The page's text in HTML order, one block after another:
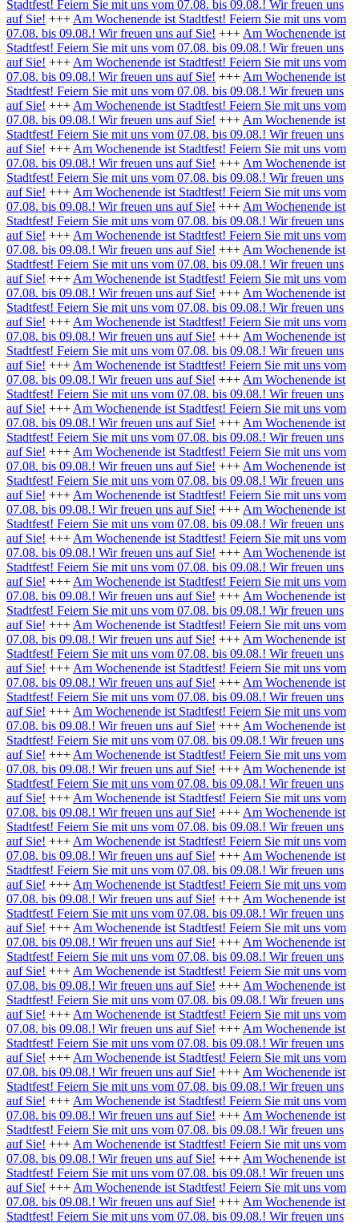
Stadtfest! Feiern Sie mit uns vom 07.08. bis 09.08.! Wir freuen uns
auf Sie! +++ Am Wochenende ist Stadtfest! Feiern Sie mit uns vom
07.08. bis 09.08.! Wir freuen uns auf Sie! +++ Am Wochenende ist
Stadtfest! Feiern Sie mit uns vom 07.08. bis 09.08.! Wir freuen uns
auf Sie! +++ Am Wochenende ist Stadtfest! Feiern Sie mit uns vom
07.08. bis 09.08.! Wir freuen uns auf Sie! +++ Am Wochenende ist
Stadtfest! Feiern Sie mit uns vom 07.08. bis 09.08.! Wir freuen uns
auf Sie! +++ Am Wochenende ist Stadtfest! Feiern Sie mit uns vom
07.08. bis 09.08.! Wir freuen uns auf Sie! +++ Am Wochenende ist
Stadtfest! Feiern Sie mit uns vom 07.08. bis 09.08.! Wir freuen uns
auf Sie! +++ Am Wochenende ist Stadtfest! Feiern Sie mit uns vom
07.08. bis 09.08.! Wir freuen uns auf Sie! +++ Am Wochenende ist
Stadtfest! Feiern Sie mit uns vom 07.08. bis 09.08.! Wir freuen uns
auf Sie! +++ Am Wochenende ist Stadtfest! Feiern Sie mit uns vom
07.08. bis 09.08.! Wir freuen uns auf Sie! +++ Am Wochenende ist
Stadtfest! Feiern Sie mit uns vom 07.08. bis 09.08.! Wir freuen uns
auf Sie! +++ Am Wochenende ist Stadtfest! Feiern Sie mit uns vom
07.08. bis 09.08.! Wir freuen uns auf Sie! +++ Am Wochenende ist
Stadtfest! Feiern Sie mit uns vom 07.08. bis 09.08.! Wir freuen uns
auf Sie! +++ Am Wochenende ist Stadtfest! Feiern Sie mit uns vom
07.08. bis 09.08.! Wir freuen uns auf Sie! +++ Am Wochenende ist
Stadtfest! Feiern Sie mit uns vom 07.08. bis 09.08.! Wir freuen uns
auf Sie! +++ Am Wochenende ist Stadtfest! Feiern Sie mit uns vom
07.08. bis 09.08.! Wir freuen uns auf Sie! +++ Am Wochenende ist
Stadtfest! Feiern Sie mit uns vom 07.08. bis 09.08.! Wir freuen uns
auf Sie! +++ Am Wochenende ist Stadtfest! Feiern Sie mit uns vom
07.08. bis 09.08.! Wir freuen uns auf Sie! +++ Am Wochenende ist
Stadtfest! Feiern Sie mit uns vom 07.08. bis 09.08.! Wir freuen uns
auf Sie! +++ Am Wochenende ist Stadtfest! Feiern Sie mit uns vom
07.08. bis 09.08.! Wir freuen uns auf Sie! +++ Am Wochenende ist
Stadtfest! Feiern Sie mit uns vom 07.08. bis 09.08.! Wir freuen uns
auf Sie! +++ Am Wochenende ist Stadtfest! Feiern Sie mit uns vom
07.08. bis 09.08.! Wir freuen uns auf Sie! +++ Am Wochenende ist
Stadtfest! Feiern Sie mit uns vom 07.08. bis 09.08.! Wir freuen uns
auf Sie! +++ Am Wochenende ist Stadtfest! Feiern Sie mit uns vom
07.08. bis 09.08.! Wir freuen uns auf Sie! +++ Am Wochenende ist
Stadtfest! Feiern Sie mit uns vom 07.08. bis 09.08.! Wir freuen uns
auf Sie! +++ Am Wochenende ist Stadtfest! Feiern Sie mit uns vom
07.08. bis 09.08.! Wir freuen uns auf Sie! +++ Am Wochenende ist
Stadtfest! Feiern Sie mit uns vom 07.08. bis 09.08.! Wir freuen uns
auf Sie! +++ Am Wochenende ist Stadtfest! Feiern Sie mit uns vom
07.08. bis 09.08.! Wir freuen uns auf Sie! +++ Am Wochenende ist
Stadtfest! Feiern Sie mit uns vom 07.08. bis 09.08.! Wir freuen uns
auf Sie! +++ Am Wochenende ist Stadtfest! Feiern Sie mit uns vom
07.08. bis 09.08.! Wir freuen uns auf Sie! +++ Am Wochenende ist
Stadtfest! Feiern Sie mit uns vom 07.08. bis 09.08.! Wir freuen uns
auf Sie! +++ Am Wochenende ist Stadtfest! Feiern Sie mit uns vom
07.08. bis 09.08.! Wir freuen uns auf Sie! +++ Am Wochenende ist
Stadtfest! Feiern Sie mit uns vom 07.08. bis 09.08.! Wir freuen uns
auf Sie! +++ Am Wochenende ist Stadtfest! Feiern Sie mit uns vom
07.08. bis 09.08.! Wir freuen uns auf Sie! +++ Am Wochenende ist
Stadtfest! Feiern Sie mit uns vom 07.08. bis 09.08.! Wir freuen uns
auf Sie! +++ Am Wochenende ist Stadtfest! Feiern Sie mit uns vom
07.08. bis 09.08.! Wir freuen uns auf Sie! +++ Am Wochenende ist
Stadtfest! Feiern Sie mit uns vom 07.08. bis 09.08.! Wir freuen uns
auf Sie! +++ Am Wochenende ist Stadtfest! Feiern Sie mit uns vom
07.08. bis 09.08.! Wir freuen uns auf Sie! +++ Am Wochenende ist
Stadtfest! Feiern Sie mit uns vom 07.08. bis 09.08.! Wir freuen uns
auf Sie! +++ Am Wochenende ist Stadtfest! Feiern Sie mit uns vom
07.08. bis 09.08.! Wir freuen uns auf Sie! +++ Am Wochenende ist
Stadtfest! Feiern Sie mit uns vom 07.08. bis 09.08.! Wir freuen uns
auf Sie! +++ Am Wochenende ist Stadtfest! Feiern Sie mit uns vom
07.08. bis 09.08.! Wir freuen uns auf Sie! +++ Am Wochenende ist
Stadtfest! Feiern Sie mit uns vom 07.08. bis 09.08.! Wir freuen uns
auf Sie! +++ Am Wochenende ist Stadtfest! Feiern Sie mit uns vom
07.08. bis 09.08.! Wir freuen uns auf Sie! +++ Am Wochenende ist
Stadtfest! Feiern Sie mit uns vom 07.08. bis 09.08.! Wir freuen uns
auf Sie! +++ Am Wochenende ist Stadtfest! Feiern Sie mit uns vom
07.08. bis 09.08.! Wir freuen uns auf Sie! +++ Am Wochenende ist
Stadtfest! Feiern Sie mit uns vom 07.08. bis 09.08.! Wir freuen uns
auf Sie! +++ Am Wochenende ist Stadtfest! Feiern Sie mit uns vom
07.08. bis 09.08.! Wir freuen uns auf Sie! +++ Am Wochenende ist
Stadtfest! Feiern Sie mit uns vom 07.08. bis 09.08.! Wir freuen uns
auf Sie! +++ Am Wochenende ist Stadtfest! Feiern Sie mit uns vom
07.08. bis 09.08.! Wir freuen uns auf Sie! +++ Am Wochenende ist
Stadtfest! Feiern Sie mit uns vom 07.08. bis 09.08.! Wir freuen uns
auf Sie! +++ Am Wochenende ist Stadtfest! Feiern Sie mit uns vom
07.08. bis 09.08.! Wir freuen uns auf Sie! +++ Am Wochenende ist
Stadtfest! Feiern Sie mit uns vom 07.08. bis 09.08.! Wir freuen uns
auf Sie! +++ Am Wochenende ist Stadtfest! Feiern Sie mit uns vom
07.08. bis 09.08.! Wir freuen uns auf Sie! +++ Am Wochenende ist
Stadtfest! Feiern Sie mit uns vom 07.08. bis 09.08.! Wir freuen uns
auf Sie! +++ Am Wochenende ist Stadtfest! Feiern Sie mit uns vom
07.08. bis 09.08.! Wir freuen uns auf Sie! +++ Am Wochenende ist
Stadtfest! Feiern Sie mit uns vom 07.08. bis 09.08.! Wir freuen uns